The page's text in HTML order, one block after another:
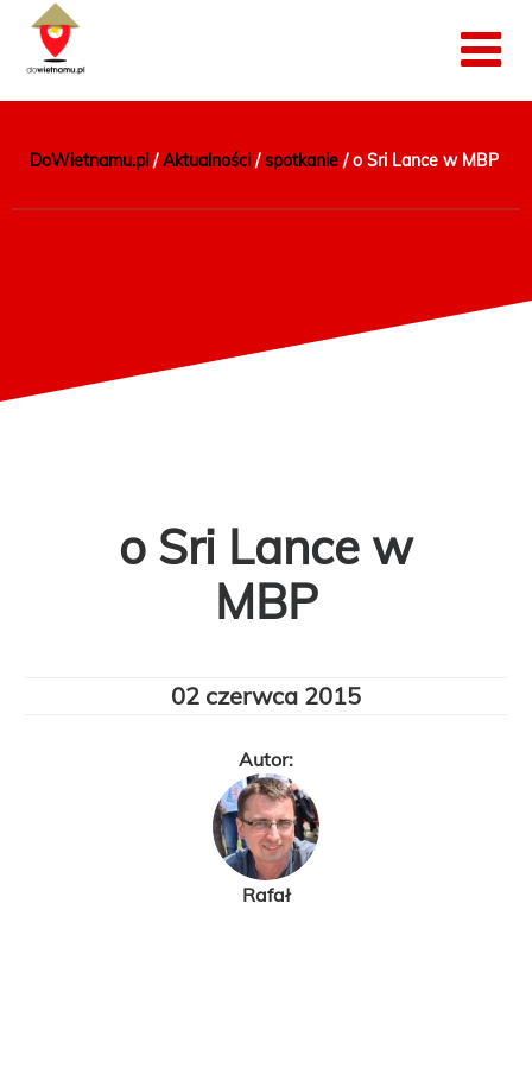
DoWietnamu.pl /Aktualności /spotkanie /o Sri Lance w MBP
o Sri Lance w
MBP
02 czerwca 2015
Autor:
Rafał